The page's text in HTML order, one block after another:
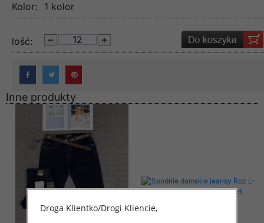
Kolor: 1 kolor
lość:
Inne produkty
Droga Klientko/Drogi Kliencie,